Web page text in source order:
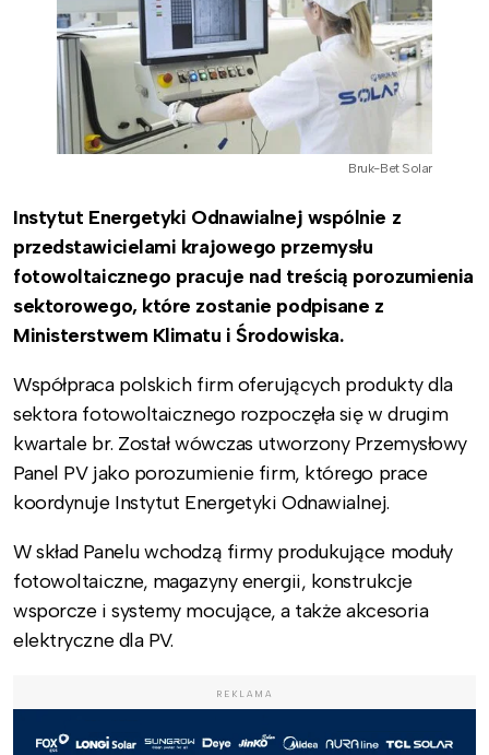
Bruk-Bet Solar
Instytut Energetyki Odnawialnej wspólnie z
przedstawicielami krajowego przemysłu
fotowoltaicznego pracuje nad treścią porozumienia
sektorowego, które zostanie podpisane z
Ministerstwem Klimatu i Środowiska.
Współpraca polskich firm oferujących produkty dla
sektora fotowoltaicznego rozpoczęła się w drugim
kwartale br. Został wówczas utworzony Przemysłowy
Panel PV jako porozumienie firm, którego prace
koordynuje Instytut Energetyki Odnawialnej.
W skład Panelu wchodzą firmy produkujące moduły
fotowoltaiczne, magazyny energii, konstrukcje
wsporcze i systemy mocujące, a także akcesoria
elektryczne dla PV.
REKLAMA